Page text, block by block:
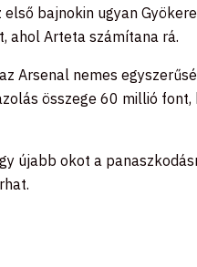
bajnokin ugyan
ahol Arteta számítana rá.
Arsenal nemes
összege 60 millió
újabb okot a